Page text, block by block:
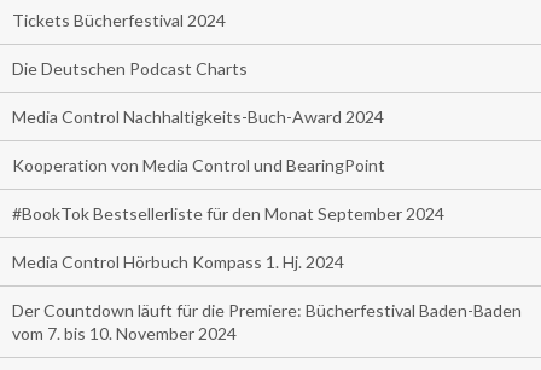
Tickets Bücherfestival 2024
Die Deutschen Podcast Charts
Media Control Nachhaltigkeits-Buch-Award 2024
Kooperation von Media Control und BearingPoint
#BookTok Bestsellerliste für den Monat September 2024
Media Control Hörbuch Kompass 1. Hj. 2024
Der Countdown läuft für die Premiere: Bücherfestival Baden-Baden
vom 7. bis 10. November 2024